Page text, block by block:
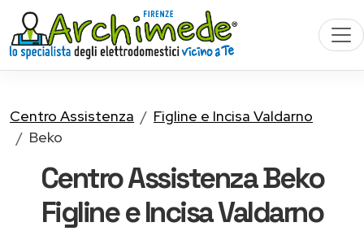
Centro Assistenza
Figline e Incisa Valdarno
Beko
Centro AssistenzaBeko
Figline e Incisa Valdarno